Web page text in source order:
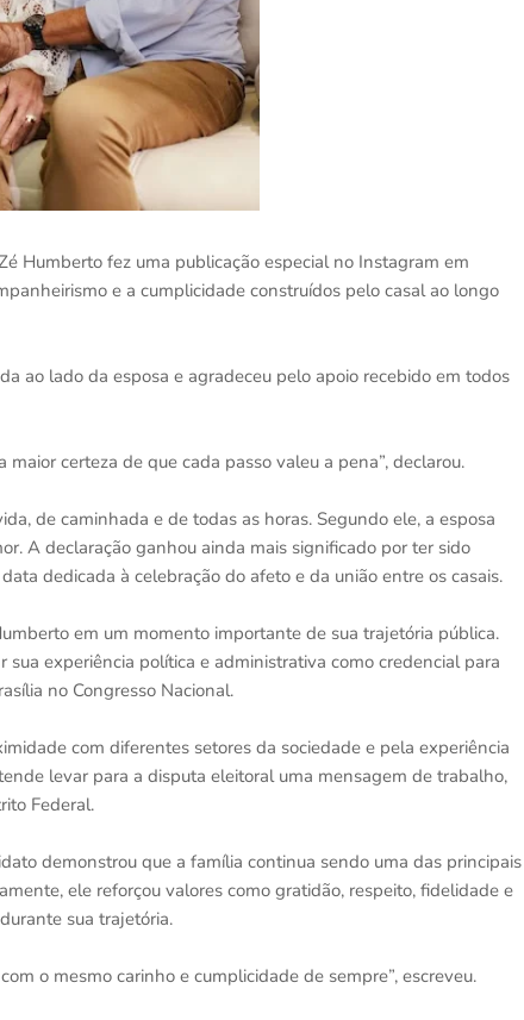
Humberto fez uma publicação especial no Instagram em
e a cumplicidade construídos pelo casal ao longo
ao lado da esposa e agradeceu pelo apoio recebido em todos
certeza de que cada passo valeu a pena”, declarou.
de caminhada e de todas as horas. Segundo ele, a esposa
A declaração ganhou ainda mais significado por ter sido
dedicada à celebração do afeto e da união entre os casais.
em um momento importante de sua trajetória pública.
experiência política e administrativa como credencial para
no Congresso Nacional.
com diferentes setores da sociedade e pela experiência
levar para a disputa eleitoral uma mensagem de trabalho,
Federal.
demonstrou que a família continua sendo uma das principais
ele reforçou valores como gratidão, respeito, fidelidade e
sua trajetória.
o mesmo carinho e cumplicidade de sempre”, escreveu.